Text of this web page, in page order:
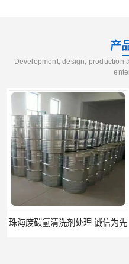
产
Development, design, production
河源废碳氢清洗剂处理 持之以恒为客户服务